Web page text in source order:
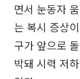
면서 눈동자
는 복시 증상
구가 앞으로
박돼 시력 저